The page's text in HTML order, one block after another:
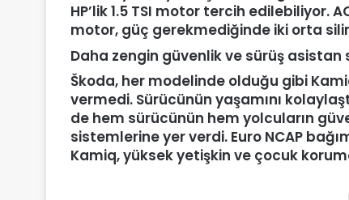
HP’lik 1.5 TSI motor tercih edilebiliyor.
motor, güç gerekmediğinde iki orta
Daha zengin güvenlik ve sürüş
Škoda, her modelinde olduğu gibi
vermedi. Sürücünün yaşamını
de hem sürücünün hem yolcuların
sistemlerine yer verdi. Euro NCAP
Kamiq, yüksek yetişkin ve çocuk